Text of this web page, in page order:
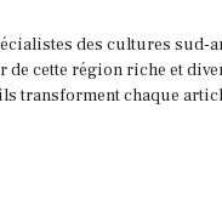
des cultures sud-
cette région riche et
transforment chaque